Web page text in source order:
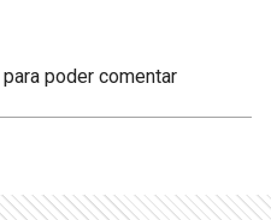
para poder comentar